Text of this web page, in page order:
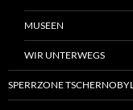
MUSEEN
WIR UNTERWEGS
SPERRZONE TSCHERNOBYL